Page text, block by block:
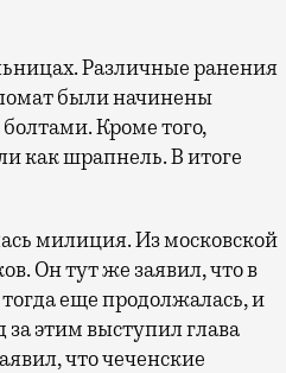
Различные ранения
были начинены
Кроме того,
как шрапнель. В итоге
милиция. Из московской
Он тут же заявил, что в
еще продолжалась, и
этим выступил глава
что чеченские